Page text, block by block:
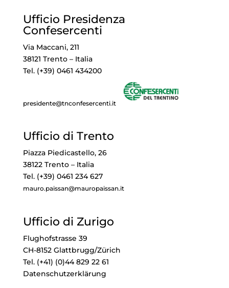
Ufficio Presidenza
Confesercenti
Via Maccani, 211
38121 Trento – Italia
Tel. (+39) 0461 434200
presidente@tnconfesercenti.it
Ufficio di Trento
Piazza Piedicastello, 26
38122 Trento – Italia
Tel. (+39) 0461 234 627
mauro.paissan@mauropaissan.it
Ufficio di Zurigo
Flughofstrasse 39
CH-8152 Glattbrugg/Zürich
Tel. (+41) (0)44 829 22 61
Datenschutzerklärung